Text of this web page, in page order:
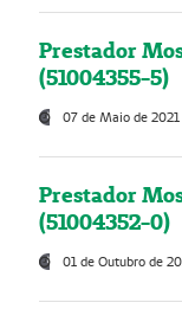
Prestador
(51004355-5)
07 de Maio de 2021
Prestador
(51004352-0)
01 de Outubro de